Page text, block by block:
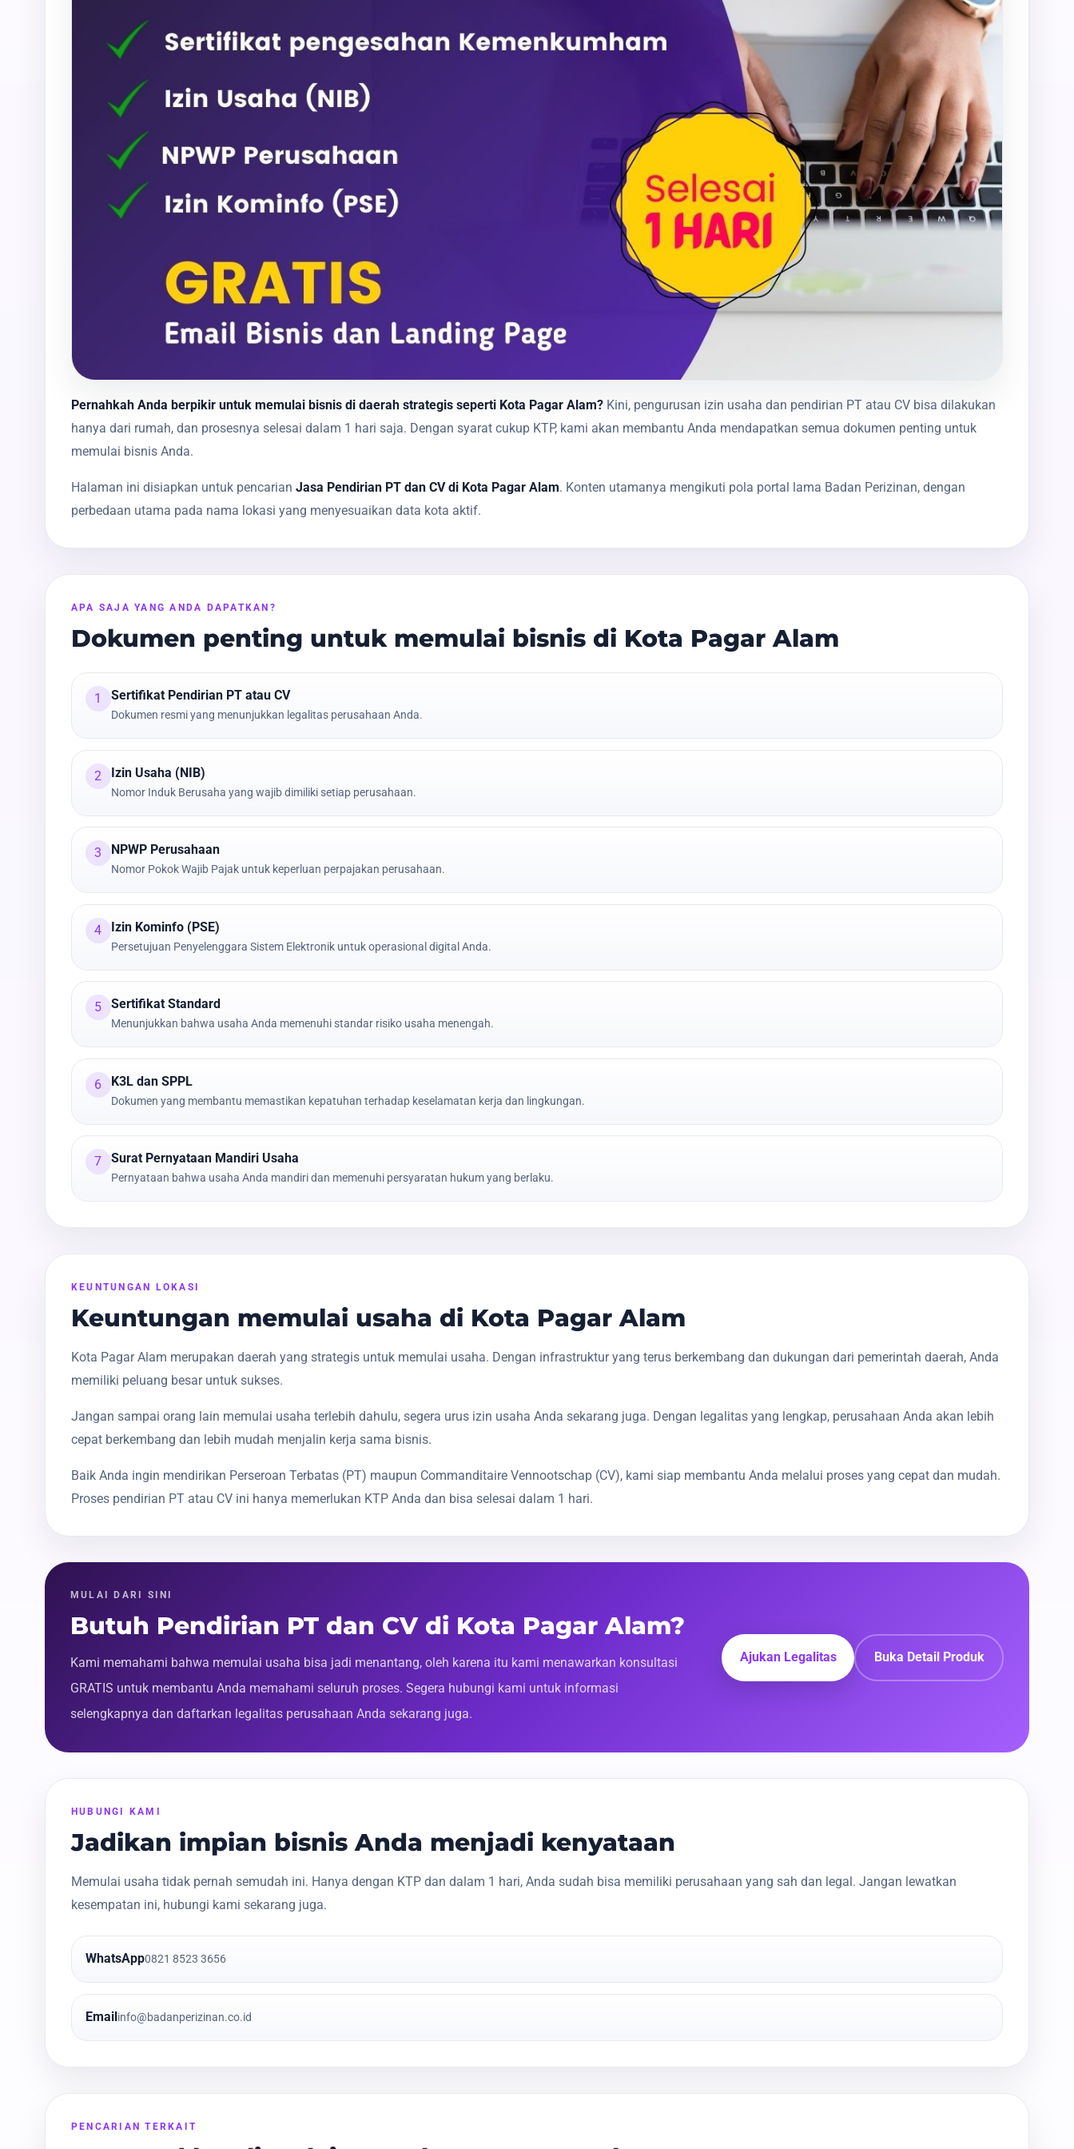
Pernahkah Anda berpikir untuk memulai bisnis di daerah strategis seperti Kota Pagar Alam? Kini, pengurusan izin usaha dan pendirian PT atau CV bisa dilakukan
hanya dari rumah, dan prosesnya selesai dalam 1 hari saja. Dengan syarat cukup KTP, kami akan membantu Anda mendapatkan semua dokumen penting untuk
memulai bisnis Anda.
Halaman ini disiapkan untuk pencarian Jasa Pendirian PT dan CV di Kota Pagar Alam. Konten utamanya mengikuti pola portal lama Badan Perizinan, dengan
perbedaan utama pada nama lokasi yang menyesuaikan data kota aktif.
APA SAJA YANG ANDA DAPATKAN?
Dokumen penting untuk memulai bisnis di Kota Pagar Alam
1 Sertifikat Pendirian PT atau CV
Dokumen resmi yang menunjukkan legalitas perusahaan Anda.
2 Izin Usaha (NIB)
Nomor Induk Berusaha yang wajib dimiliki setiap perusahaan.
3 NPWP Perusahaan
Nomor Pokok Wajib Pajak untuk keperluan perpajakan perusahaan.
4 Izin Kominfo (PSE)
Persetujuan Penyelenggara Sistem Elektronik untuk operasional digital Anda.
5 Sertifikat Standard
Menunjukkan bahwa usaha Anda memenuhi standar risiko usaha menengah.
6 K3L dan SPPL
Dokumen yang membantu memastikan kepatuhan terhadap keselamatan kerja dan lingkungan.
7 Surat Pernyataan Mandiri Usaha
Pernyataan bahwa usaha Anda mandiri dan memenuhi persyaratan hukum yang berlaku.
KEUNTUNGAN LOKASI
Keuntungan memulai usaha di Kota Pagar Alam
Kota Pagar Alam merupakan daerah yang strategis untuk memulai usaha. Dengan infrastruktur yang terus berkembang dan dukungan dari pemerintah daerah, Anda
memiliki peluang besar untuk sukses.
Jangan sampai orang lain memulai usaha terlebih dahulu, segera urus izin usaha Anda sekarang juga. Dengan legalitas yang lengkap, perusahaan Anda akan lebih
cepat berkembang dan lebih mudah menjalin kerja sama bisnis.
Baik Anda ingin mendirikan Perseroan Terbatas (PT) maupun Commanditaire Vennootschap (CV), kami siap membantu Anda melalui proses yang cepat dan mudah.
Proses pendirian PT atau CV ini hanya memerlukan KTP Anda dan bisa selesai dalam 1 hari.
MULAI DARI SINI
Butuh Pendirian PT dan CV di Kota Pagar Alam?
Kami memahami bahwa memulai usaha bisa jadi menantang, oleh karena itu kami menawarkan konsultasi
GRATIS untuk membantu Anda memahami seluruh proses. Segera hubungi kami untuk informasi
selengkapnya dan daftarkan legalitas perusahaan Anda sekarang juga.
Ajukan Legalitas Buka Detail Produk
HUBUNGI KAMI
Jadikan impian bisnis Anda menjadi kenyataan
Memulai usaha tidak pernah semudah ini. Hanya dengan KTP dan dalam 1 hari, Anda sudah bisa memiliki perusahaan yang sah dan legal. Jangan lewatkan
kesempatan ini, hubungi kami sekarang juga.
WhatsApp0821 8523 3656
Emailinfo@badanperizinan.co.id
PENCARIAN TERKAIT